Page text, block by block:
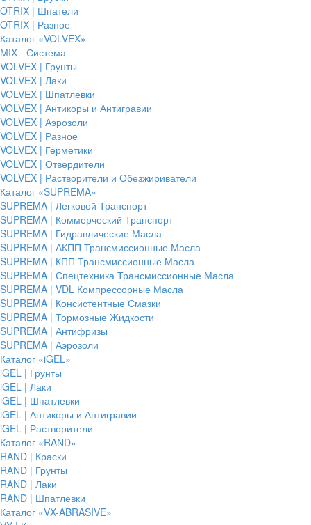
OTRIX | Шпатели
OTRIX | Разное
Каталог «VOLVEX»
MIX - Система
VOLVEX | Грунты
VOLVEX | Лаки
VOLVEX | Шпатлевки
VOLVEX | Антикоры и Антигравии
VOLVEX | Аэрозоли
VOLVEX | Разное
VOLVEX | Герметики
VOLVEX | Отвердители
VOLVEX | Растворители и Обезжириватели
Каталог «SUPREMA»
SUPREMA | Легковой Транспорт
SUPREMA | Коммерческий Транспорт
SUPREMA | Гидравлические Масла
SUPREMA | АКПП Трансмиссионные Масла
SUPREMA | КПП Трансмиссионные Масла
SUPREMA | Спецтехника Трансмиссионные Масла
SUPREMA | VDL Компрессорные Масла
SUPREMA | Консистентные Смазки
SUPREMA | Тормозные Жидкости
SUPREMA | Антифризы
SUPREMA | Аэрозоли
Каталог «iGEL»
iGEL | Грунты
iGEL | Лаки
iGEL | Шпатлевки
iGEL | Антикоры и Антигравии
iGEL | Растворители
Каталог «RAND»
RAND | Краски
RAND | Грунты
RAND | Лаки
RAND | Шпатлевки
Каталог «VX-ABRASIVE»